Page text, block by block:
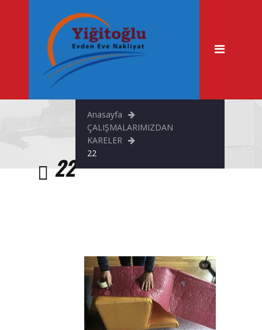
Hakkımızda
Hizmetlerimiz
Şehir İçi Taşımacılık
Asansörlü Nakliyat
Fuar & Stand Taşıma
22
Anasayfa
ÇALIŞMALARIMIZDAN
KARELER
22